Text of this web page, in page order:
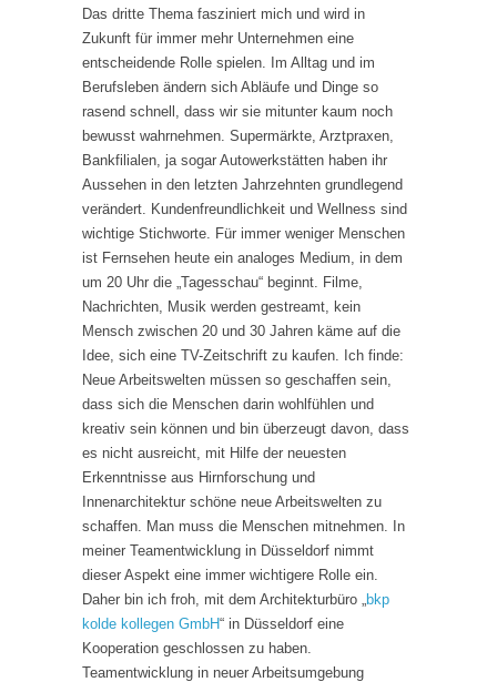
Das dritte Thema fasziniert mich und wird in
Zukunft für immer mehr Unternehmen eine
entscheidende Rolle spielen. Im Alltag und im
Berufsleben ändern sich Abläufe und Dinge so
rasend schnell, dass wir sie mitunter kaum noch
bewusst wahrnehmen. Supermärkte, Arztpraxen,
Bankfilialen, ja sogar Autowerkstätten haben ihr
Aussehen in den letzten Jahrzehnten grundlegend
verändert. Kundenfreundlichkeit und Wellness sind
wichtige Stichworte. Für immer weniger Menschen
ist Fernsehen heute ein analoges Medium, in dem
um 20 Uhr die „Tagesschau“ beginnt. Filme,
Nachrichten, Musik werden gestreamt, kein
Mensch zwischen 20 und 30 Jahren käme auf die
Idee, sich eine TV-Zeitschrift zu kaufen. Ich finde:
Neue Arbeitswelten müssen so geschaffen sein,
dass sich die Menschen darin wohlfühlen und
kreativ sein können und bin überzeugt davon, dass
es nicht ausreicht, mit Hilfe der neuesten
Erkenntnisse aus Hirnforschung und
Innenarchitektur schöne neue Arbeitswelten zu
schaffen. Man muss die Menschen mitnehmen. In
meiner Teamentwicklung in Düsseldorf nimmt
dieser Aspekt eine immer wichtigere Rolle ein.
Daher bin ich froh, mit dem Architekturbüro „bkp
kolde kollegen GmbH“ in Düsseldorf eine
Kooperation geschlossen zu haben.
Teamentwicklung in neuer Arbeitsumgebung